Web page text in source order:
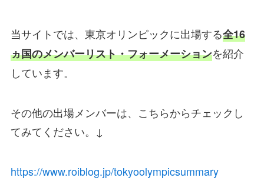
当サイトでは、東京オリンピックに出場する全16
ヵ国のメンバーリスト・フォーメーションを紹介
しています。
その他の出場メンバーは、こちらからチェックし
てみてください。↓
https://www.roiblog.jp/tokyoolympicsummary